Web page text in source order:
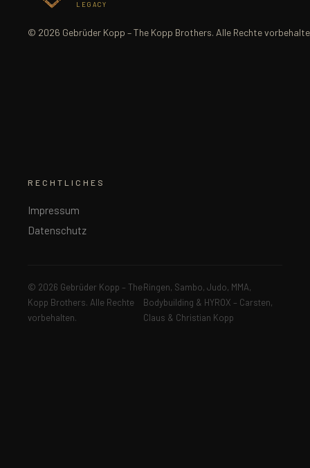
LEGACY
© 2026 Gebrüder Kopp – The Kopp Brothers. Alle Rechte
RECHTLICHES
Impressum
Datenschutz
© 2026 Gebrüder Kopp – The
Kopp Brothers. Alle Rechte
vorbehalten.
Ringen, Sambo, Judo, MMA,
Bodybuilding & HYROX – Carsten,
Claus & Christian Kopp